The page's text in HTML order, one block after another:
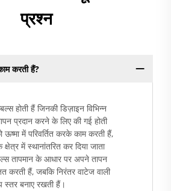
प्रश्न
करती हैं?
होती हैं जिनकी डिज़ाइन विभिन्न
प्रदान करने के लिए की गई होती
ऊष्मा में परिवर्तित करके काम करती हैं,
में स्थानांतरित कर दिया जाता
तापमान के आधार पर अपने तापन
करती हैं, जबकि निरंतर वाटेज वाली
बनाए रखती हैं।